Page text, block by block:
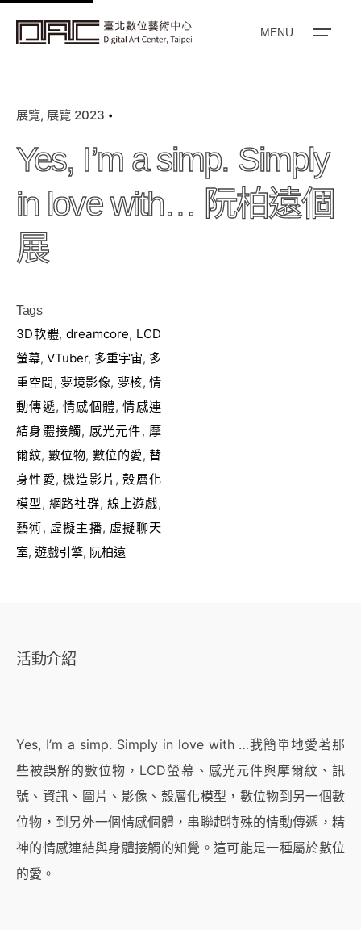
k
c
MENU
展覽 展覽 2023
Yes, I’m a simp. Simply
in love with… 阮柏遠個
展
Tags
3D軟體,dreamcore, LCD
螢幕, VTuber, 多重宇宙, 多
重空間, 夢境影像, 夢核, 情
動傳遞,情感個體,情感連
結身體接觸, 感光元件, 摩
爾紋, 數位物, 數位的愛, 替
身性愛,機造影片 ,殼層化
模型, 網路社群, 線上遊戲,
藝術, 虛擬主播, 虛擬聊天
室, 遊戲引擎, 阮柏遠
活動介紹
Yes, I’m a simp. Simply in love with …我簡單地愛著那
些被誤解的數位物，LCD螢幕、感光元件與摩爾紋、訊
號、資訊、圖片、影像、殼層化模型，數位物到另一個數
位物，到另外一個情感個體，串聯起特殊的情動傳遞，精
神的情感連結與身體接觸的知覺。這可能是一種屬於數位
的愛。